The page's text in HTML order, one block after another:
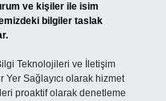
ve kişiler ile isim
bilgiler taslak
Teknolojileri ve İletişim
Yer Sağlayıcı olarak hizmet
proaktif olarak denetleme